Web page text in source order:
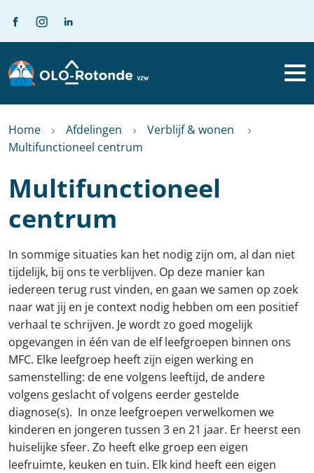
Home Afdelingen
Verblijf & wonen
Multifunctioneel centrum
Multifunctioneel
centrum
In sommige situaties kan het nodig zijn om, al dan niet
tijdelijk, bij ons te verblijven. Op deze manier kan
iedereen terug rust vinden, en gaan we samen op zoek
naar wat jij en je context nodig hebben om een positief
verhaal te schrijven. Je wordt zo goed mogelijk
opgevangen in één van de elf leefgroepen binnen ons
MFC. Elke leefgroep heeft zijn eigen werking en
samenstelling: de ene volgens leeftijd, de andere
volgens geslacht of volgens eerder gestelde
diagnose(s). In onze leefgroepen verwelkomen we
kinderen en jongeren tussen 3 en 21 jaar. Er heerst een
huiselijke sfeer. Zo heeft elke groep een eigen
leefruimte, keuken en tuin. Elk kind heeft een eigen